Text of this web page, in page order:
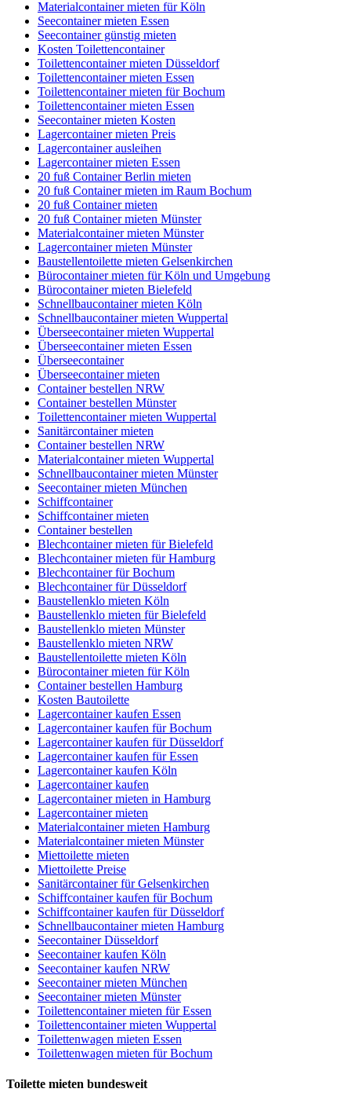
Materialcontainer mieten für Köln
Seecontainer mieten Essen
Seecontainer günstig mieten
Kosten Toilettencontainer
Toilettencontainer mieten Düsseldorf
Toilettencontainer mieten Essen
Toilettencontainer mieten für Bochum
Toilettencontainer mieten Essen
Seecontainer mieten Kosten
Lagercontainer mieten Preis
Lagercontainer ausleihen
Lagercontainer mieten Essen
20 fuß Container Berlin mieten
20 fuß Container mieten im Raum Bochum
20 fuß Container mieten
20 fuß Container mieten Münster
Materialcontainer mieten Münster
Lagercontainer mieten Münster
Baustellentoilette mieten Gelsenkirchen
Bürocontainer mieten für Köln und Umgebung
Bürocontainer mieten Bielefeld
Schnellbaucontainer mieten Köln
Schnellbaucontainer mieten Wuppertal
Überseecontainer mieten Wuppertal
Überseecontainer mieten Essen
Überseecontainer
Überseecontainer mieten
Container bestellen NRW
Container bestellen Münster
Toilettencontainer mieten Wuppertal
Sanitärcontainer mieten
Container bestellen NRW
Materialcontainer mieten Wuppertal
Schnellbaucontainer mieten Münster
Seecontainer mieten München
Schiffcontainer
Schiffcontainer mieten
Container bestellen
Blechcontainer mieten für Bielefeld
Blechcontainer mieten für Hamburg
Blechcontainer für Bochum
Blechcontainer für Düsseldorf
Baustellenklo mieten Köln
Baustellenklo mieten für Bielefeld
Baustellenklo mieten Münster
Baustellenklo mieten NRW
Baustellentoilette mieten Köln
Bürocontainer mieten für Köln
Container bestellen Hamburg
Kosten Bautoilette
Lagercontainer kaufen Essen
Lagercontainer kaufen für Bochum
Lagercontainer kaufen für Düsseldorf
Lagercontainer kaufen für Essen
Lagercontainer kaufen Köln
Lagercontainer kaufen
Lagercontainer mieten in Hamburg
Lagercontainer mieten
Materialcontainer mieten Hamburg
Materialcontainer mieten Münster
Miettoilette mieten
Miettoilette Preise
Sanitärcontainer für Gelsenkirchen
Schiffcontainer kaufen für Bochum
Schiffcontainer kaufen für Düsseldorf
Schnellbaucontainer mieten Hamburg
Seecontainer Düsseldorf
Seecontainer kaufen Köln
Seecontainer kaufen NRW
Seecontainer mieten München
Seecontainer mieten Münster
Toilettencontainer mieten für Essen
Toilettencontainer mieten Wuppertal
Toilettenwagen mieten Essen
Toilettenwagen mieten für Bochum
Toilette mieten bundesweit